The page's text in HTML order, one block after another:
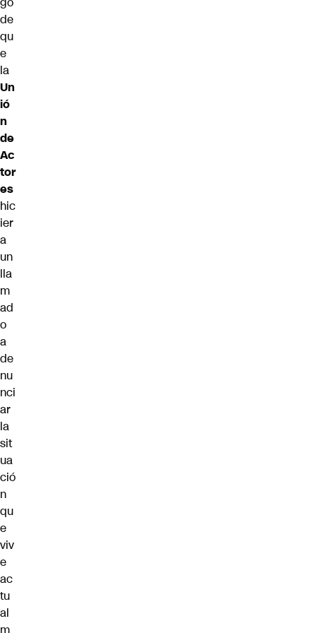
de
qu
e
la
Un
ió
n
de
Ac
tor
es
hic
ier
a
un
lla
m
ad
o
a
de
nu
nci
ar
la
sit
ua
ció
n
qu
e
viv
e
ac
tu
al
m